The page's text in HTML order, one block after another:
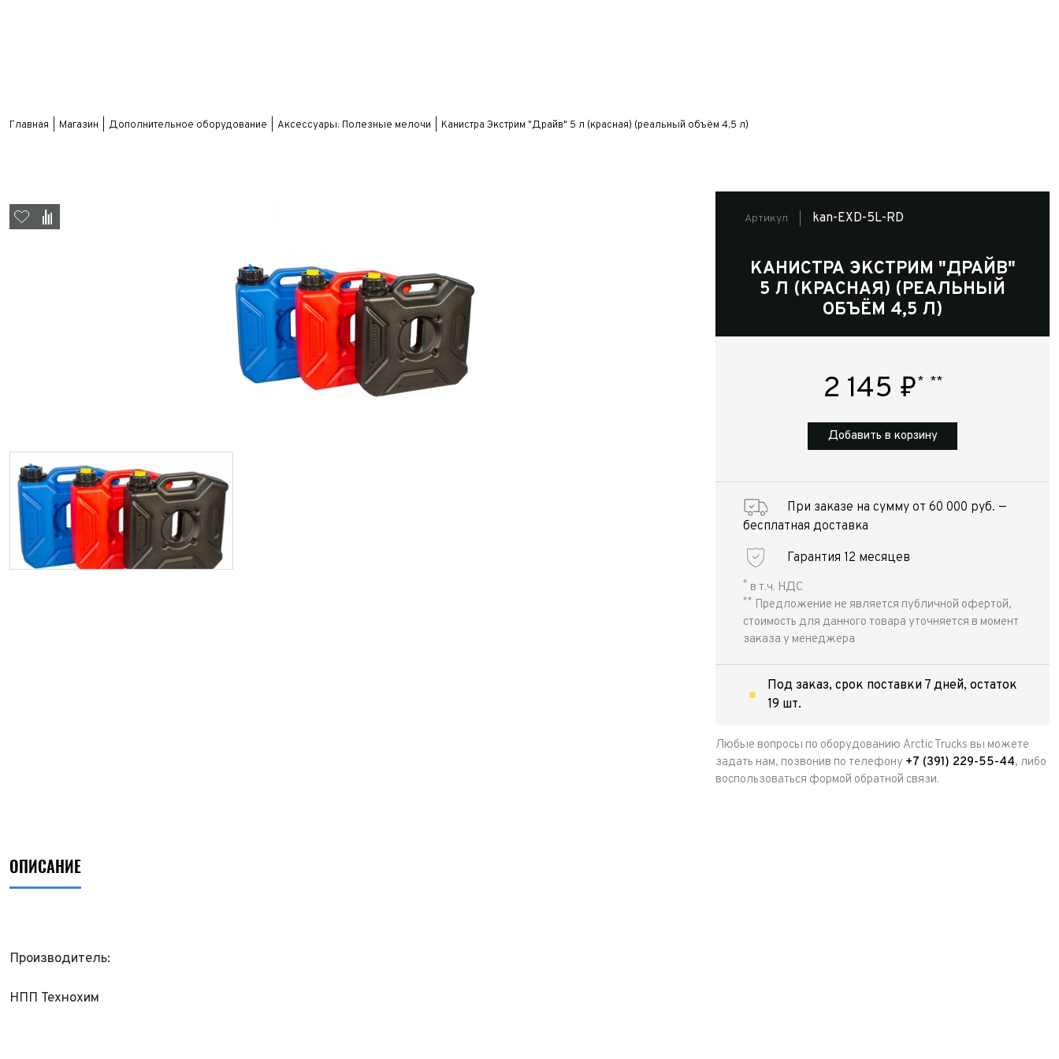
Главная Магазин Дополнительное оборудование Аксессуары: Полезные мелочи Канистра Экстрим "Драйв" 5 л (красная) (реальный объём 4,5 л)
Артикул kan-EXD-5L-RD
КАНИСТРА ЭКСТРИМ "ДРАЙВ"
5 Л (КРАСНАЯ) (РЕАЛЬНЫЙ
ОБЪЁМ 4,5 Л)
2 145 ₽* **
Добавить в корзину
При заказе на сумму от 60 000 руб. —
бесплатная доставка
Гарантия 12 месяцев
* в т.ч. НДС
** Предложение не является публичной офертой,
стоимость для данного товара уточняется в момент
заказа у менеджера
Под заказ, срок поставки 7 дней, остаток
19 шт.
Любые вопросы по оборудованию Arctic Trucks вы можете
задать нам, позвонив по телефону +7 (391) 229-55-44, либо
воспользоваться формой обратной связи.
ОПИСАНИЕ
Производитель:
НПП Технохим